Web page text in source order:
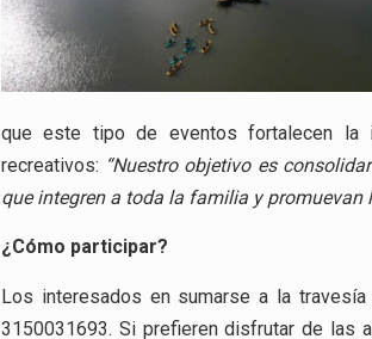
que este tipo de eventos fortalecen la
recreativos: “Nuestro objetivo es
que integren a toda la familia y promuevan
¿Cómo participar?
Los interesados en sumarse a la
3150031693. Si prefieren disfrutar de las